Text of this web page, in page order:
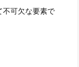
不可欠な要素で